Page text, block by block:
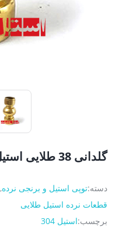
گلدانی 38 طلایی استیل 304
دسته:توپی استیل و برنجی نرده,
قطعات نرده استیل طلایی
برچسب:استیل 304